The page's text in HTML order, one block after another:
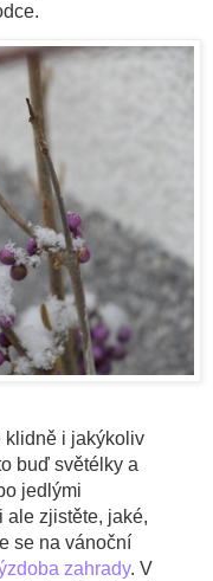
klidně i jakýkoliv
buď světélky a
jedlými
ale zjistěte, jaké,
se na vánoční
zahrady. V